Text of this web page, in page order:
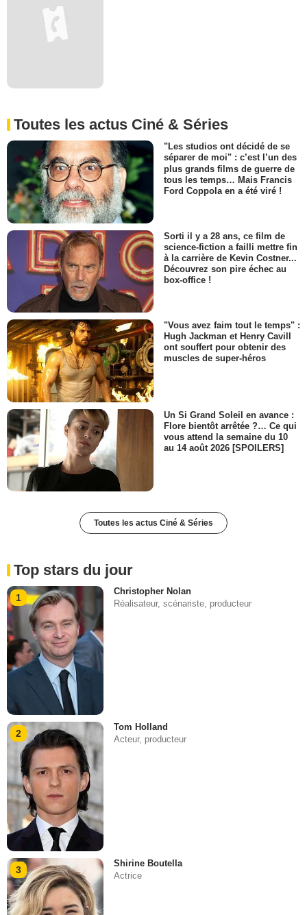
Toutes les actus Ciné & Séries
"Les studios ont décidé de se
séparer de moi" : c’est l’un des
plus grands films de guerre de
tous les temps… Mais Francis
Ford Coppola en a été viré !
Sorti il y a 28 ans, ce film de
science-fiction a failli mettre fin
à la carrière de Kevin Costner...
Découvrez son pire échec au
box-office !
"Vous avez faim tout le temps" :
Hugh Jackman et Henry Cavill
ont souffert pour obtenir des
muscles de super-héros
Un Si Grand Soleil en avance :
Flore bientôt arrêtée ?… Ce qui
vous attend la semaine du 10
au 14 août 2026 [SPOILERS]
Toutes les actus Ciné & Séries
Top stars du jour
1
Christopher Nolan
Réalisateur, scénariste, producteur
2
Tom Holland
Acteur, producteur
3
Shirine Boutella
Actrice